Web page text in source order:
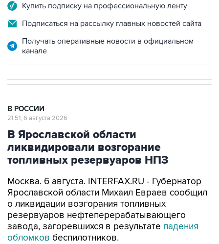
Купить подписку на профессиональную ленту
Подписаться на рассылку главных новостей сайта
Получать оперативные новости в официальном
канале
В РОССИИ
21:51, 6 августа 2026
В Ярославской области
ликвидировали возгорание
топливных резервуаров НПЗ
Москва. 6 августа. INTERFAX.RU - Губернатор
Ярославской области Михаил Евраев сообщил
о ликвидации возгорания топливных
резервуаров нефтеперерабатывающего
завода, загоревшихся в результате падения
обломков беспилотников.